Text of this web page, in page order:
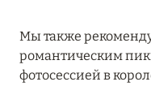
27 сентября 2024
HÔTEL BARRIÈRE
Мы также
романтическим
фотосессией в